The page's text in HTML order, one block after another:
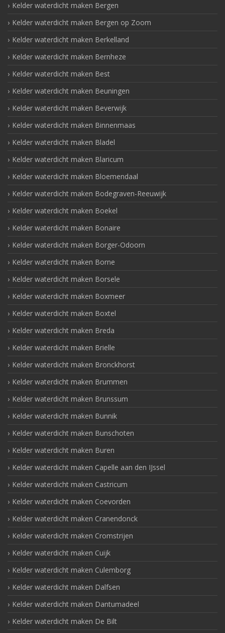
Kelder waterdicht maken Bergen
Kelder waterdicht maken Bergen op Zoom
Kelder waterdicht maken Berkelland
Kelder waterdicht maken Bernheze
Kelder waterdicht maken Best
Kelder waterdicht maken Beuningen
Kelder waterdicht maken Beverwijk
Kelder waterdicht maken Binnenmaas
Kelder waterdicht maken Bladel
Kelder waterdicht maken Blaricum
Kelder waterdicht maken Bloemendaal
Kelder waterdicht maken Bodegraven-Reeuwijk
Kelder waterdicht maken Boekel
Kelder waterdicht maken Bonaire
Kelder waterdicht maken Borger-Odoorn
Kelder waterdicht maken Borne
Kelder waterdicht maken Borsele
Kelder waterdicht maken Boxmeer
Kelder waterdicht maken Boxtel
Kelder waterdicht maken Breda
Kelder waterdicht maken Brielle
Kelder waterdicht maken Bronckhorst
Kelder waterdicht maken Brummen
Kelder waterdicht maken Brunssum
Kelder waterdicht maken Bunnik
Kelder waterdicht maken Bunschoten
Kelder waterdicht maken Buren
Kelder waterdicht maken Capelle aan den IJssel
Kelder waterdicht maken Castricum
Kelder waterdicht maken Coevorden
Kelder waterdicht maken Cranendonck
Kelder waterdicht maken Cromstrijen
Kelder waterdicht maken Cuijk
Kelder waterdicht maken Culemborg
Kelder waterdicht maken Dalfsen
Kelder waterdicht maken Dantumadeel
Kelder waterdicht maken De Bilt